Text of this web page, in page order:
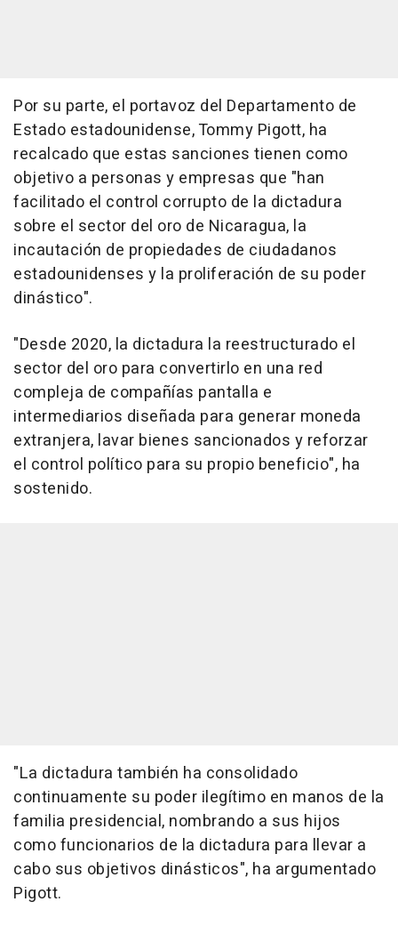
Por su parte, el portavoz del Departamento de
Estado estadounidense, Tommy Pigott, ha
recalcado que estas sanciones tienen como
objetivo a personas y empresas que "han
facilitado el control corrupto de la dictadura
sobre el sector del oro de Nicaragua, la
incautación de propiedades de ciudadanos
estadounidenses y la proliferación de su poder
dinástico".
"Desde 2020, la dictadura la reestructurado el
sector del oro para convertirlo en una red
compleja de compañías pantalla e
intermediarios diseñada para generar moneda
extranjera, lavar bienes sancionados y reforzar
el control político para su propio beneficio", ha
sostenido.
"La dictadura también ha consolidado
continuamente su poder ilegítimo en manos de la
familia presidencial, nombrando a sus hijos
como funcionarios de la dictadura para llevar a
cabo sus objetivos dinásticos", ha argumentado
Pigott.